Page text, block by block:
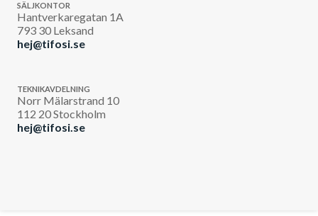
SÄLJKONTOR
Hantverkaregatan 1A
793 30 Leksand
hej@tifosi.se
TEKNIKAVDELNING
Norr Mälarstrand 10
112 20 Stockholm
hej@tifosi.se